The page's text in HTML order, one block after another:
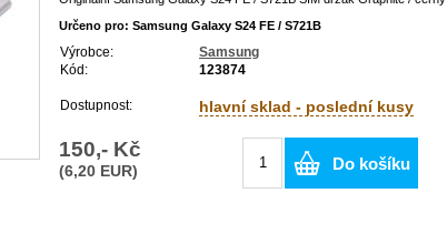
Určeno pro: Samsung Galaxy S24 FE / S721B
Výrobce:
Samsung
Kód:
123874
Dostupnost: hlavní sklad - poslední kusy
150,- Kč
(6,20 EUR) Do košíku